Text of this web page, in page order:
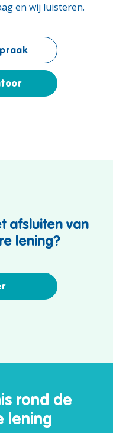
en wij luisteren.
afsluiten van
lening?
rond de
lening